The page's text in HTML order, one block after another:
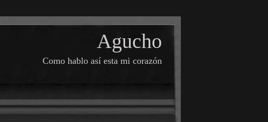
Agucho
Como hablo así esta mi corazón